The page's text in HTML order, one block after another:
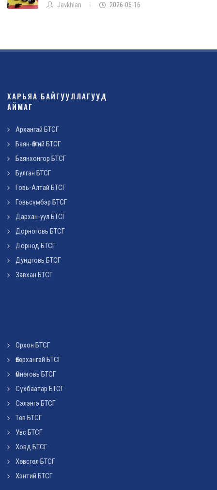
Javkhlan 2026-06-16
ХАРЬЯА БАЙГУУЛЛАГУУД
АЙМАГ
Архангай БТСГ
Баян-Өлгий БТСГ
Баянхонгор БТСГ
Булган БТСГ
Говь-Алтай БТСГ
Говьсүмбэр БТСГ
Дархан-уул БТСГ
Дорноговь БТСГ
Дорнод БТСГ
Дундговь БТСГ
Завхан БТСГ
Орхон БТСГ
Өвөрхангай БТСГ
Өмнөговь БТСГ
Сүхбаатар БТСГ
Сэлэнгэ БТСГ
Төв БТСГ
Увс БТСГ
Ховд БТСГ
Хөвсгөл БТСГ
Хэнтий БТСГ